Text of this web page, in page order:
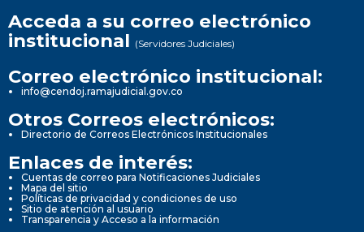
Acceda a su correo electrónico
institucional (Servidores Judiciales)
Correo electrónico institucional:
info@cendoj.ramajudicial.gov.co
Otros Correos electrónicos:
Directorio de Correos Electrónicos Institucionales
Enlaces de interés:
Cuentas de correo para Notificaciones Judiciales
Mapa del sitio
Políticas de privacidad y condiciones de uso
Sitio de atención al usuario
Transparencia y Acceso a la información